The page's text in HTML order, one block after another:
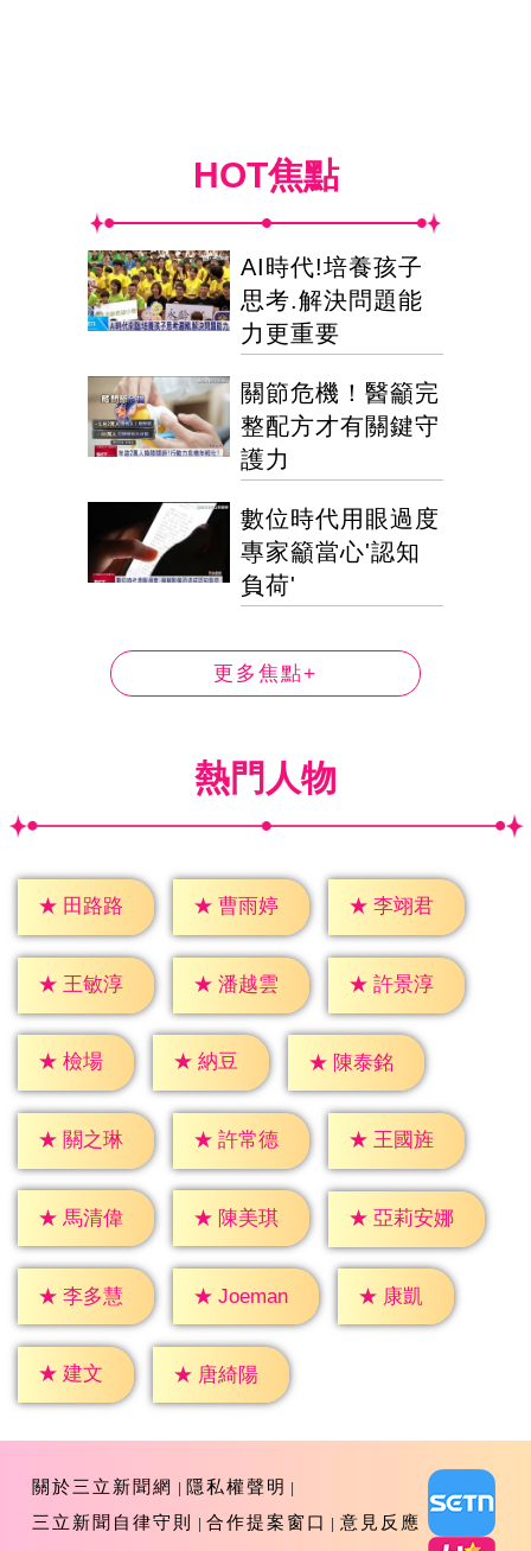
HOT焦點
AI時代!培養孩子
思考.解決問題能
力更重要
關節危機！醫籲完
整配方才有關鍵守
護力
數位時代用眼過度
專家籲當心'認知
負荷'
更多焦點+
熱門人物
★ 田路路 ★ 曹雨婷 ★ 李翊君
★ 王敏淳 ★ 潘越雲 ★ 許景淳
★ 檢場 ★ 納豆 ★ 陳泰銘
★ 關之琳 ★ 許常德 ★ 王國旌
★ 馬清偉 ★ 陳美琪 ★ 亞莉安娜
★ 李多慧 ★ Joeman ★ 康凱
★ 建文 ★ 唐綺陽
關於三立新聞網
隱私權聲明
三立新聞自律守則
合作提案窗口 意見反應